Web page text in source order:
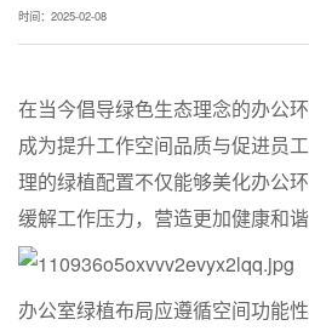
时间：2025-02-08
在当今倡导绿色生态理念的办公
成为提升工作空间品质与促进员
理的绿植配置不仅能够美化办公
缓解工作压力，营造更加健康和谐
办公室绿植布局应遵循空间功能